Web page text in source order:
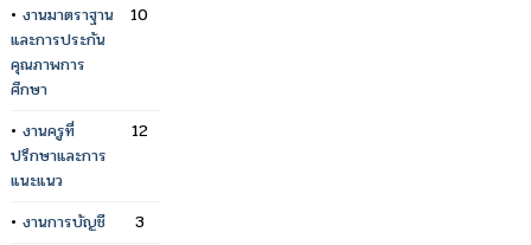
• งานมาตราฐาน
และการประกัน
คุณภาพการ
ศึกษา
10
• งานครูที่
ปรึกษาและการ
แนะแนว
12
• งานการบัญชี
3